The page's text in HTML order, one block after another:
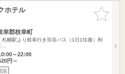
お気に入
りに追加
ホテル
幸郡枝幸町
札幌駅より枝幸行き宗谷バス（1日1往復）利
～22:00
円～
泊